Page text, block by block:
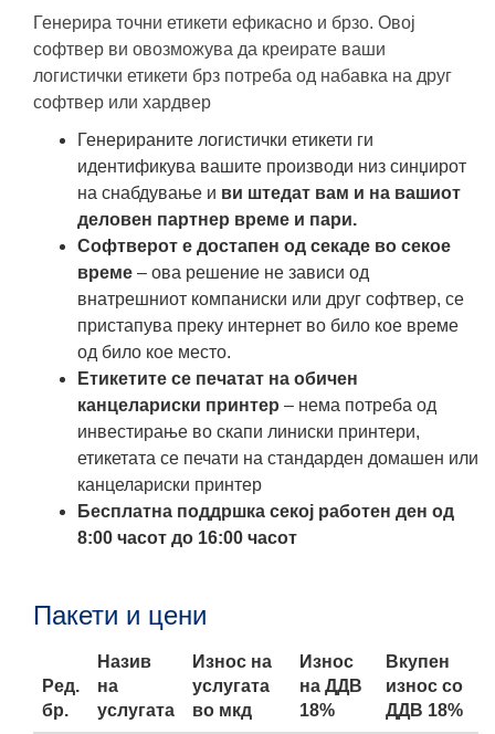
Генерира точни етикети ефикасно и брзо. Овој
софтвер ви овозможува да креирате ваши
логистички етикети брз потреба од набавка на друг
софтвер или хардвер
Генерираните логистички етикети ги
идентификува вашите производи низ синџирот
на снабдување и ви штедат вам и на вашиот
деловен партнер време и пари.
Софтверот е достапен од секаде во секое
време – ова решение не зависи од
внатрешниот компаниски или друг софтвер, се
пристапува преку интернет во било кое време
од било кое место.
Етикетите се печатат на обичен
канцелариски принтер – нема потреба од
инвестирање во скапи линиски принтери,
етикетата се печати на стандарден домашен или
канцелариски принтер
Бесплатна поддршка секој работен ден од
8:00 часот до 16:00 часот
Пакети и цени
Ред.
бр.
Назив
на
услугата
Износ на
услугата
во мкд
Износ
на ДДВ
18%
Вкупен
износ со
ДДВ 18%